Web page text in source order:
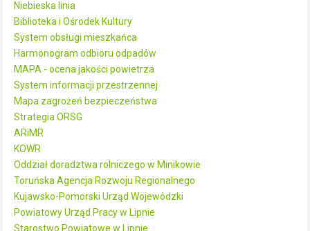
Niebieska linia
Biblioteka i Ośrodek Kultury
System obsługi mieszkańca
Harmonogram odbioru odpadów
MAPA - ocena jakości powietrza
System informacji przestrzennej
Mapa zagrożeń bezpieczeństwa
Strategia ORSG
ARiMR
KOWR
Oddział doradztwa rolniczego w Minikowie
Toruńska Agencja Rozwoju Regionalnego
Kujawsko-Pomorski Urząd Wojewódzki
Powiatowy Urząd Pracy w Lipnie
Starostwo Powiatowe w Lipnie